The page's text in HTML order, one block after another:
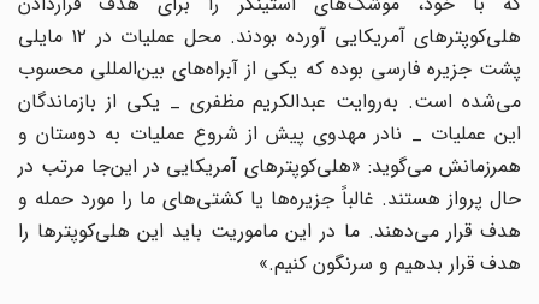
هلی‌کوپترهای آمریکایی آورده بودند. محل عملیات در ۱۲ مایلی
پشت جزیره فارسی بوده که یکی از آبراه‌های بین‌المللی محسوب
می‌شده است. به‌روایت عبدالکریم مظفری _ یکی از بازماندگان
این عملیات _ نادر مهدوی پیش از شروع عملیات به دوستان و
همرزمانش می‌گوید: «هلی‌کوپترهای آمریکایی در این‌جا مرتب در
حال پرواز هستند. غالباً جزیره‌ها یا کشتی‌های ما را مورد حمله و
هدف قرار می‌دهند. ما در این ماموریت باید این هلی‌کوپترها را
هدف قرار بدهیم و سرنگون کنیم.»